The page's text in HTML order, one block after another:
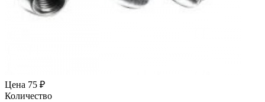
Цена 75 ₽
Количество